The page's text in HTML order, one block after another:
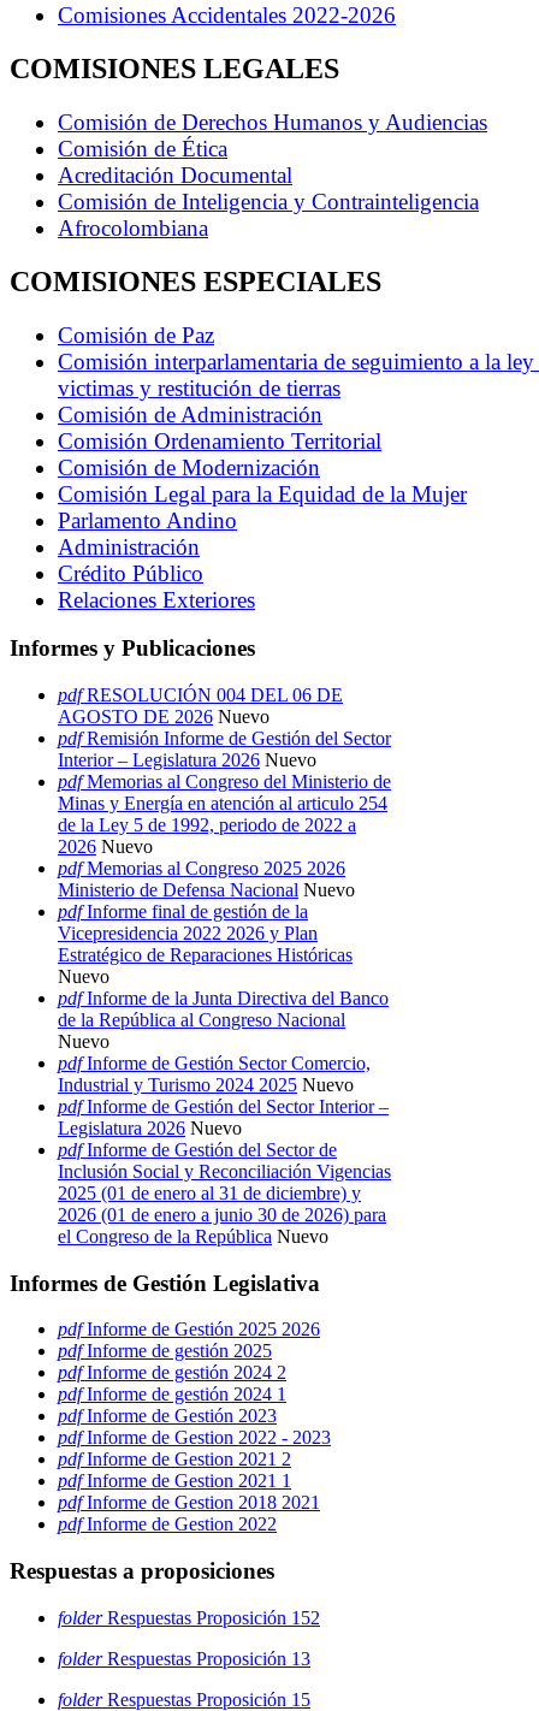
Comisiones Accidentales 2022-2026
COMISIONES LEGALES
Comisión de Derechos Humanos y Audiencias
Comisión de Ética
Acreditación Documental
Comisión de Inteligencia y Contrainteligencia
Afrocolombiana
COMISIONES ESPECIALES
Comisión de Paz
Comisión interparlamentaria de seguimiento a la ley
victimas y restitución de tierras
Comisión de Administración
Comisión Ordenamiento Territorial
Comisión de Modernización
Comisión Legal para la Equidad de la Mujer
Parlamento Andino
Administración
Crédito Público
Relaciones Exteriores
Informes y Publicaciones
pdf RESOLUCIÓN 004 DEL 06 DE
AGOSTO DE 2026 Nuevo
pdf Remisión Informe de Gestión del Sector
Interior – Legislatura 2026 Nuevo
pdf Memorias al Congreso del Ministerio de
Minas y Energía en atención al articulo 254
de la Ley 5 de 1992, periodo de 2022 a
2026 Nuevo
pdf Memorias al Congreso 2025 2026
Ministerio de Defensa Nacional Nuevo
pdf Informe final de gestión de la
Vicepresidencia 2022 2026 y Plan
Estratégico de Reparaciones Históricas
Nuevo
pdf Informe de la Junta Directiva del Banco
de la República al Congreso Nacional
Nuevo
pdf Informe de Gestión Sector Comercio,
Industrial y Turismo 2024 2025 Nuevo
pdf Informe de Gestión del Sector Interior –
Legislatura 2026 Nuevo
pdf Informe de Gestión del Sector de
Inclusión Social y Reconciliación Vigencias
2025 (01 de enero al 31 de diciembre) y
2026 (01 de enero a junio 30 de 2026) para
el Congreso de la República Nuevo
Informes de Gestión Legislativa
pdf Informe de Gestión 2025 2026
pdf Informe de gestión 2025
pdf Informe de gestión 2024 2
pdf Informe de gestión 2024 1
pdf Informe de Gestión 2023
pdf Informe de Gestion 2022 - 2023
pdf Informe de Gestion 2021 2
pdf Informe de Gestion 2021 1
pdf Informe de Gestion 2018 2021
pdf Informe de Gestion 2022
Respuestas a proposiciones
folder Respuestas Proposición 152
folder Respuestas Proposición 13
folder Respuestas Proposición 15